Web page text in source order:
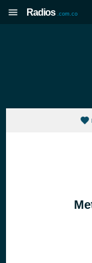
Radios .com.co